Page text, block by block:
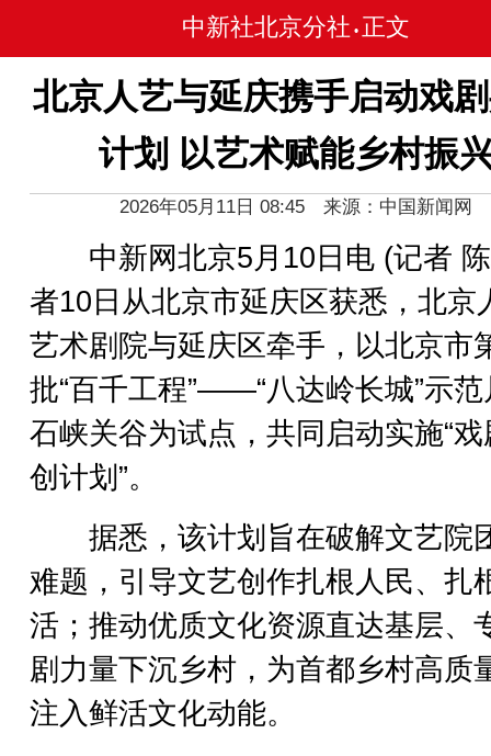
中新社北京分社 • 正文
北京人艺与延庆携手启动戏
计划 以艺术赋能乡村振
2026年05月11日 08:45 来源：中国新闻网
中新网北京5月10日电 (记者
者10日从北京市延庆区获悉，北京
艺术剧院与延庆区牵手，以北京市
批“百千工程”——“八达岭长城”示范
石峡关谷为试点，共同启动实施“
创计划”。
据悉，该计划旨在破解文艺院
难题，引导文艺创作扎根人民、扎
活；推动优质文化资源直达基层、
剧力量下沉乡村，为首都乡村高质
注入鲜活文化动能。